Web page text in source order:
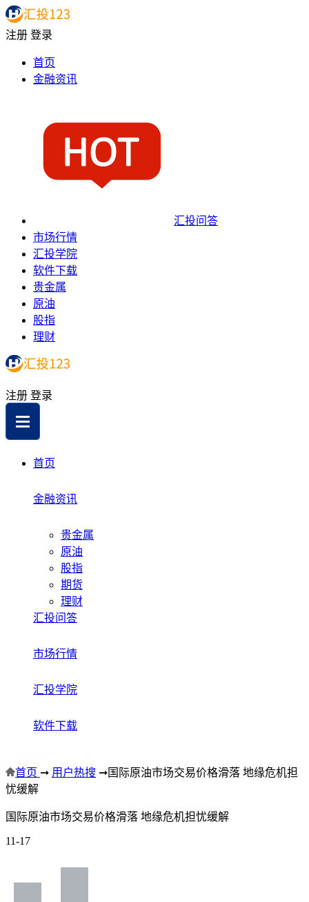
注册 登录
首页
金融资讯
汇投问答
市场行情
汇投学院
软件下载
贵金属
原油
股指
理财
注册 登录
首页
金融资讯
贵金属
原油
股指
期货
理财
汇投问答
市场行情
汇投学院
软件下载
首页 ➞ 用户热搜 ➞国际原油市场交易价格滑落 地缘危机担
忧缓解
国际原油市场交易价格滑落 地缘危机担忧缓解
11-17